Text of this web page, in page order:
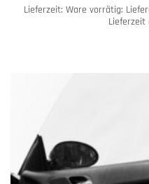
Lieferzeit: Ware vorrätig:
Lieferzeit